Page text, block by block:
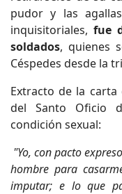
pudor y las
inquisitoriales, fue
soldados, quienes
Céspedes desde la
Extracto de la carta
del Santo Oficio
condición sexual:
"Yo, con pacto
hombre para
imputar; e lo que